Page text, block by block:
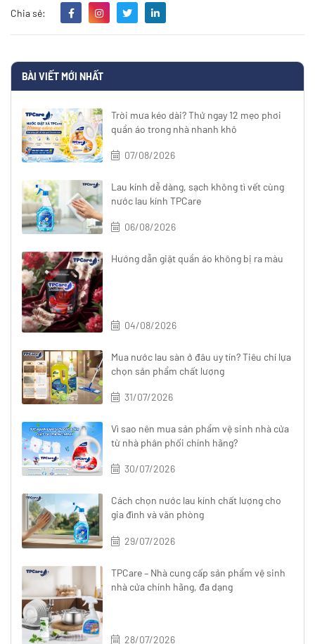
Chia sẻ:
BÀI VIẾT MỚI NHẤT
Trời mưa kéo dài? Thử ngay 12 mẹo phơi
quần áo trong nhà nhanh khô
07/08/2026
Lau kính dễ dàng, sạch không tì vết cùng
nước lau kính TPCare
06/08/2026
Hướng dẫn giặt quần áo không bị ra màu
04/08/2026
Mua nước lau sàn ở đâu uy tín? Tiêu chí lựa
chọn sản phẩm chất lượng
31/07/2026
Vì sao nên mua sản phẩm vệ sinh nhà cửa
từ nhà phân phối chính hãng?
30/07/2026
Cách chọn nước lau kính chất lượng cho
gia đình và văn phòng
29/07/2026
TPCare – Nhà cung cấp sản phẩm vệ sinh
nhà cửa chính hãng, đa dạng
28/07/2026